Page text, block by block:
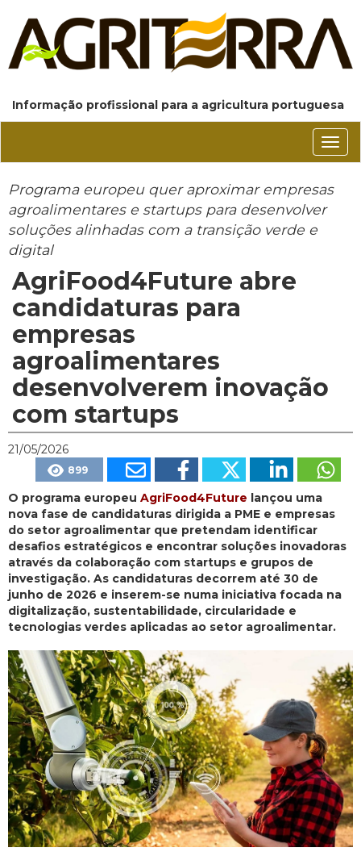
Informação profissional para a agricultura portuguesa
Programa europeu quer aproximar empresas
agroalimentares e startups para desenvolver
soluções alinhadas com a transição verde e
digital
AgriFood4Future abre
candidaturas para
empresas
agroalimentares
desenvolverem inovação
com startups
21/05/2026
899
O programa europeu AgriFood4Future lançou uma
nova fase de candidaturas dirigida a PME e empresas
do setor agroalimentar que pretendam identificar
desafios estratégicos e encontrar soluções inovadoras
através da colaboração com startups e grupos de
investigação. As candidaturas decorrem até 30 de
junho de 2026 e inserem-se numa iniciativa focada na
digitalização, sustentabilidade, circularidade e
tecnologias verdes aplicadas ao setor agroalimentar.